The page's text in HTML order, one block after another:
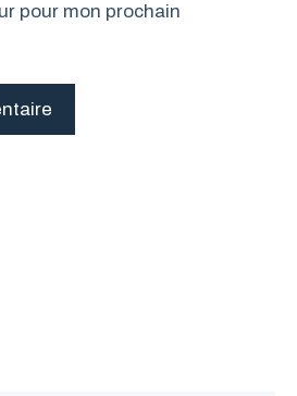
pour mon prochain